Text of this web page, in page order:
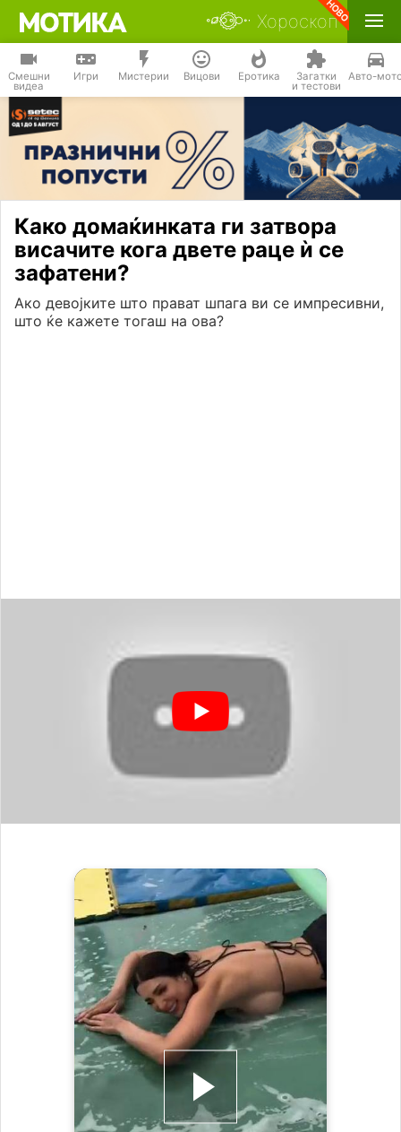
Хороскоп
Смешни
видеа
Игри Мистерии Вицови Еротика Загатки
и тестови
Авто-
Како домаќинката ги затвора
висачите кога двете раце ѝ се
зафатени?
Ако девојките што прават шпага ви се импресивни,
што ќе кажете тогаш на ова?